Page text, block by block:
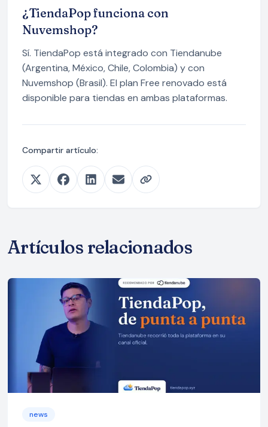
¿TiendaPop funciona con
Nuvemshop?
Sí. TiendaPop está integrado con Tiendanube
(Argentina, México, Chile, Colombia) y con
Nuvemshop (Brasil). El plan Free renovado está
disponible para tiendas en ambas plataformas.
Compartir artículo:
Artículos relacionados
news